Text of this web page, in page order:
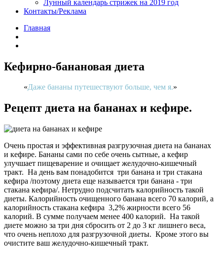
Лунный календарь стрижек на 2019 год
Контакты/Реклама
Главная
Кефирно-банановая диета
Даже бананы путешествуют больше, чем я.
Рецепт диета на бананах и кефире.
Очень простая и эффективная разгрузочная диета на бананах
и кефире. Бананы сами по себе очень сытные, а кефир
улучшает пищеварение и очищает желудочно-кишечный
тракт. На день вам понадобится три банана и три стакана
кефира /поэтому диета еще называется три банана - три
стакана кефира/. Нетрудно подсчитать калорийность такой
диеты. Калорийность очищенного банана всего 70 калорий, а
калорийность стакана кефира 3,2% жирности всего 56
калорий. В сумме получаем менее 400 калорий. На такой
диете можно за три дня сбросить от 2 до 3 кг лишнего веса,
что очень неплохо для разгрузочной диеты. Кроме этого вы
очистите ваш желудочно-кишечный тракт.